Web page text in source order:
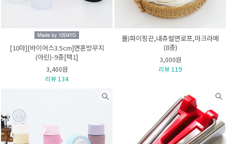
[10마][바이어스3.5cm]면혼방무지
(아린)-9종[택1]
3,400원
리뷰 134
롤)파이핑끈,내츄럴면로프,마크라메
(8종)
3,000원
리뷰 119